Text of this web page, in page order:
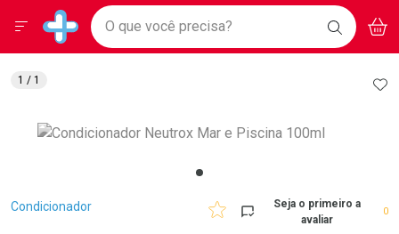
Drogarias Pacheco
Baixe nosso APP e aproveite Ofertas Exclusivas!
BAIXE
O APP
Ir direto para a home
pela página
Ir direto para o conteúdo
Ir direto para a busca
Ir direto para a conta
Ir direto para a notificações
Ir direto para o carrinho
Faça a sua busca
O que você precisa? BUSCAR
Menu
Breadcrumb
Condicionador
Seja o primeiro a
avaliar
0
1 / 1